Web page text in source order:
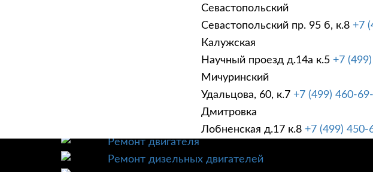
Севастопольский
Севастопольский пр. 95 б, к.8 +7
Калужская
Научный проезд д.14а к.5 +7
Мичуринский
Удальцова, 60, к.7 +7 (499) 460-
Дмитровка
Лобненская д.17 к.8 +7 (499) 450-
УСЛУГИ
Техническое обслуживание
Ремонт трансмиссии
Ремонт двигателя
Ремонт дизельных двигателей